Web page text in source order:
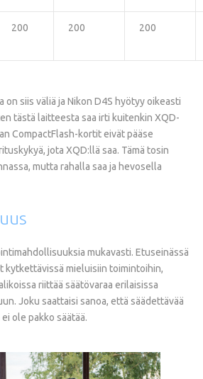
200 200 200
siis väliä ja Nikon D4S hyötyy oikeasti
tästä laitteesta saa irti kuitenkin XQD-
CompactFlash-kortit eivät pääse
jota XQD:llä saa. Tämä tosin
mutta rahalla saa ja hevosella
mukavasti. Etuseinässä
kytkettävissä mieluisiin toimintoihin,
riittää säätövaraa erilaisissa
Joku saattaisi sanoa, että säädettävää
ole pakko säätää.